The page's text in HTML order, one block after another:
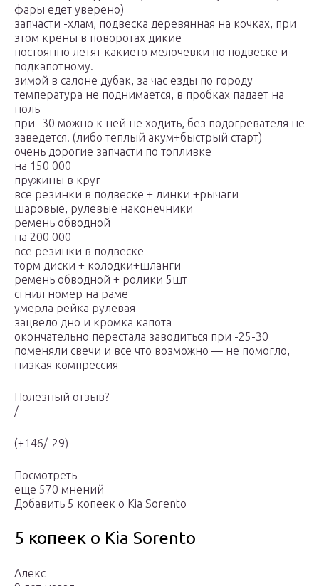
фары едет уверено)
запчасти -хлам, подвеска деревянная на кочках, при
этом крены в поворотах дикие
постоянно летят какието мелочевки по подвеске и
подкапотному.
зимой в салоне дубак, за час езды по городу
температура не поднимается, в пробках падает на
ноль
при -30 можно к ней не ходить, без подогревателя не
заведется. (либо теплый акум+быстрый старт)
очень дорогие запчасти по топливке
на 150 000
пружины в круг
все резинки в подвеске + линки +рычаги
шаровые, рулевые наконечники
ремень обводной
на 200 000
все резинки в подвеске
торм диски + колодки+шланги
ремень обводной + ролики 5шт
сгнил номер на раме
умерла рейка рулевая
зацвело дно и кромка капота
окончательно перестала заводиться при -25-30
поменяли свечи и все что возможно — не помогло,
низкая компрессия
Полезный отзыв?
/
(+146/-29)
Посмотреть
еще 570 мнений
Добавить 5 копеек о Kia Sorento
5 копеек о Kia Sorento
Алекс